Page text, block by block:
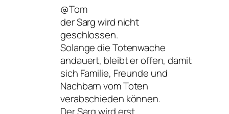
@Tom
der Sarg wird nicht
geschlossen.
Solange die Totenwache
andauert, bleibt er offen, damit
sich Familie, Freunde und
Nachbarn vom Toten
verabschieden können.